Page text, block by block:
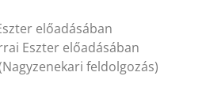
előadásában
Eszter előadásában
feldolgozás)